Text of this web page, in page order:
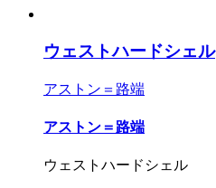
ウェストハードシェル
アストン＝路端
アストン＝路端
ウェストハードシェル